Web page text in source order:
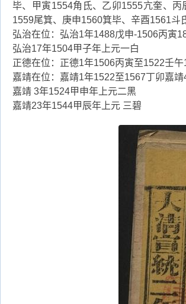
毕、甲寅1554角氐、乙卯1555亢奎、
1559尾箕、庚申1560箕毕、辛酉1561
弘治在位：弘治1年1488戊申-1506丙寅
弘治17年1504甲子年上元一白
正德在位：正德1年1506丙寅至1522壬午
嘉靖在位：嘉靖1年1522至1567丁卯嘉靖
嘉靖 3年1524甲申年上元二黑
嘉靖23年1544甲辰年上元 三碧